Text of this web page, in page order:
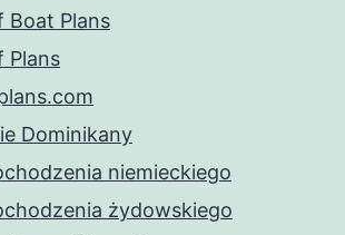
Boat Plans
Plans
Dominikany
niemieckiego
żydowskiego